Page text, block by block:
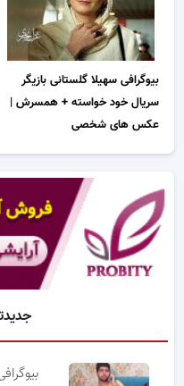
بیوگرافی سهیلا گلستانی بازیگر
سریال خود خواسته + همسرش |
عکس های شخصی